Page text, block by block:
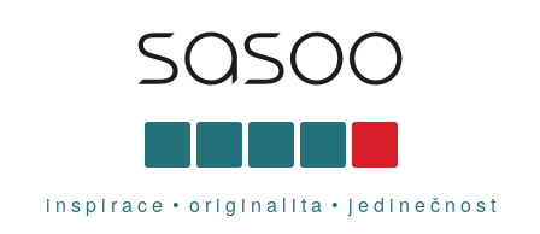
i n s p i r a c e • o r i g i n a l i t a • j e d i n e č n o s t